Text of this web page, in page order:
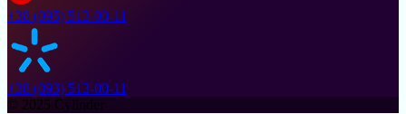
+38 (095) 513-00-11
+38 (093) 513-00-11
© 2025 Cylinder